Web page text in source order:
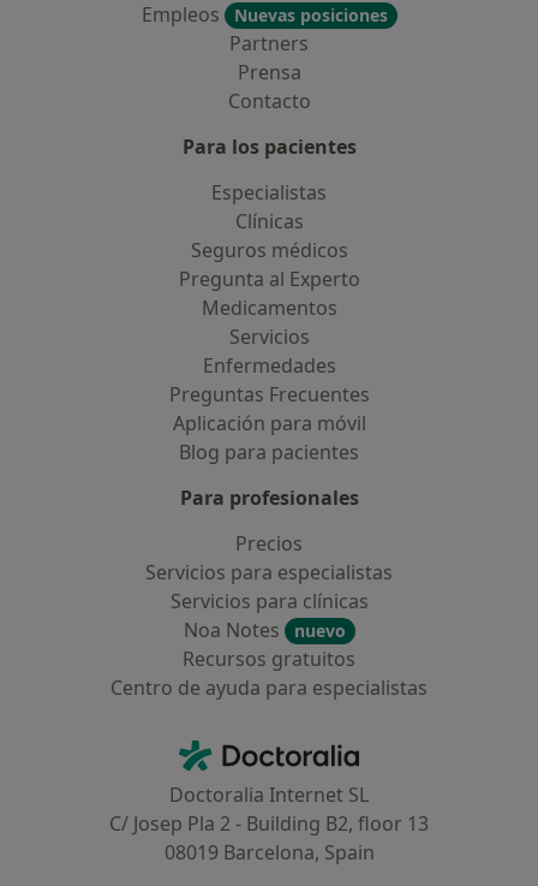
Empleos
Nuevas posiciones
Partners
Prensa
Contacto
Para los pacientes
Especialistas
Clínicas
Seguros médicos
Pregunta al Experto
Medicamentos
Servicios
Enfermedades
Preguntas Frecuentes
Aplicación para móvil
Blog para pacientes
Para profesionales
Precios
Servicios para especialistas
Servicios para clínicas
Noa Notes
nuevo
Recursos gratuitos
Centro de ayuda para especialistas
Doctoralia - Página de inicio
Doctoralia Internet SL
C/ Josep Pla 2 - Building B2, floor 13
08019 Barcelona, Spain